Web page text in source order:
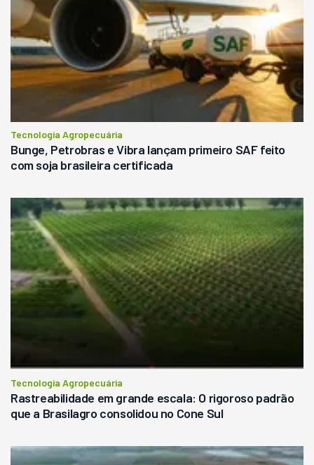
Tecnologia Agropecuária
Bunge, Petrobras e Vibra lançam primeiro SAF feito
com soja brasileira certificada
Tecnologia Agropecuária
Rastreabilidade em grande escala: O rigoroso padrão
que a Brasilagro consolidou no Cone Sul